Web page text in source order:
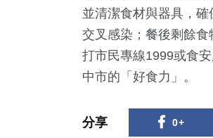
並清潔食材與器具，
交叉感染；餐後剩餘
打市民專線1999或食
中市的「好食力」。
分享 0+